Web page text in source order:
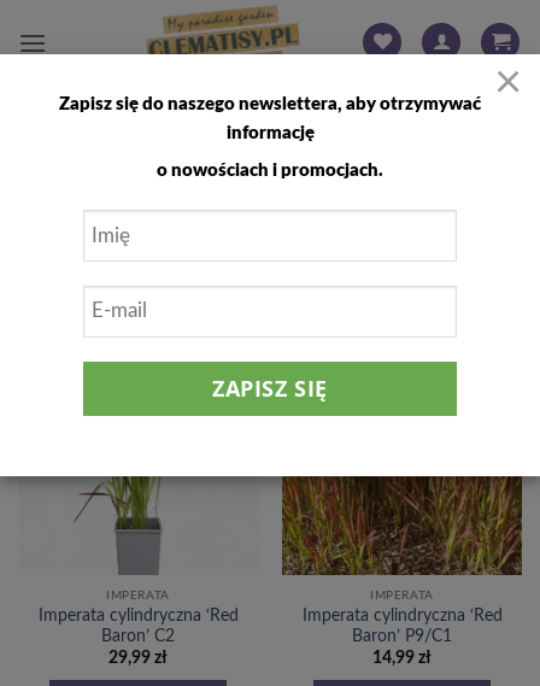
TRAWY OZDOBNE I BYLINY
FILTRUJ
Dodaj
IMPERATA
Imperata cylindryczna ‘Red
Baron’ C2
29,99 zł
IMPERATA
Imperata cylindryczna ‘Red
Baron’ P9/C1
14,99 zł
×
Zapisz się do naszego newslettera, aby otrzymywać
informację
o nowościach i promocjach.